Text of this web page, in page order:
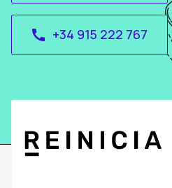
call +34 915 222 767